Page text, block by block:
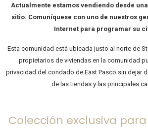
Actualmente estamos vendiendo desde
sitio. Comuníquese con uno de nuestros
Internet para programar su
Esta comunidad está ubicada justo al norte de
propietarios de viviendas en la comunidad
privacidad del condado de East Pasco sin dejar
de las tiendas y las principales
Colección exclusiva